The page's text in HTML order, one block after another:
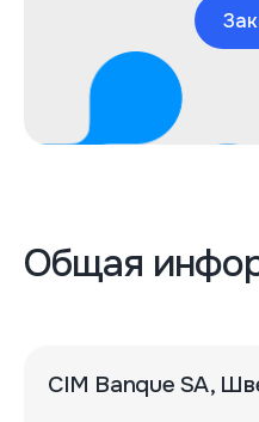
Общая
CIM Banque SA,